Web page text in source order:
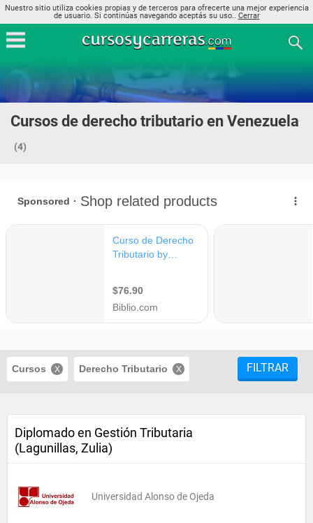
Nuestro sitio utiliza cookies propias y de terceros para ofrecerte una mejor experiencia
de usuario. Si continúas navegando aceptás su uso.. Cerrar
Cursos de derecho tributario en Venezuela
(4)
Cursos Derecho Tributario FILTRAR
Diplomado en Gestión Tributaria
(Lagunillas, Zulia)
Universidad Alonso de Ojeda